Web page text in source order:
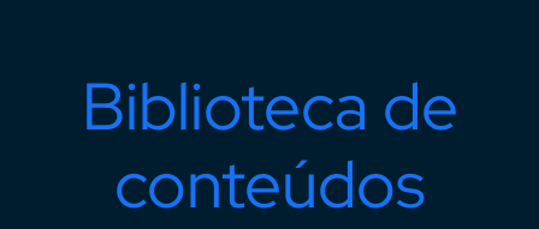
Biblioteca de
conteúdos